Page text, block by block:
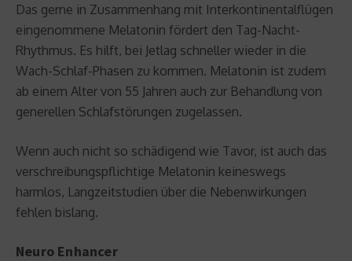
Das gerne in Zusammenhang mit Interkontinentalflügen
eingenommene Melatonin fördert den Tag-Nacht-
Rhythmus. Es hilft, bei Jetlag schneller wieder in die
Wach-Schlaf-Phasen zu kommen. Melatonin ist zudem
ab einem Alter von 55 Jahren auch zur Behandlung von
generellen Schlafstörungen zugelassen.
Wenn auch nicht so schädigend wie Tavor, ist auch das
verschreibungspflichtige Melatonin keineswegs
harmlos, Langzeitstudien über die Nebenwirkungen
fehlen bislang.
Neuro Enhancer